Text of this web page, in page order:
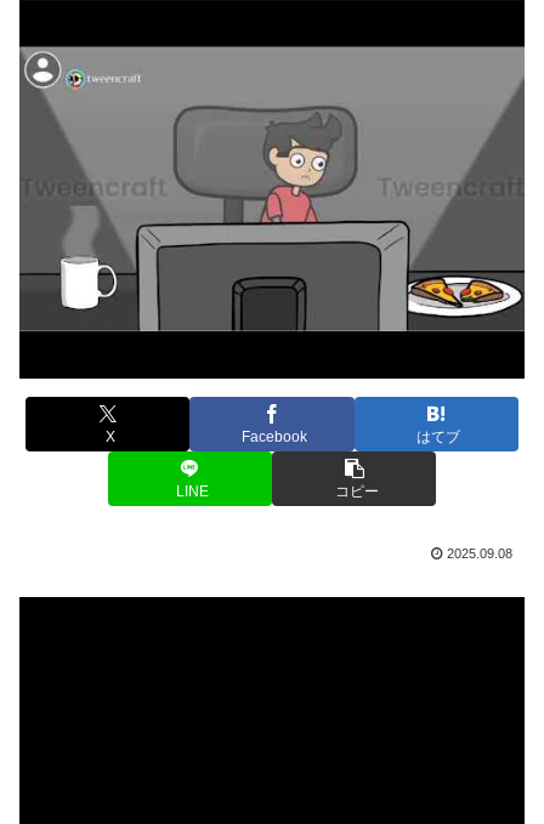
X Facebook はてブ
LINE コピー
2025.09.08